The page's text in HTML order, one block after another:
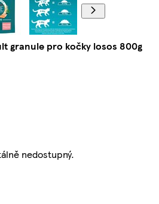
granule pro kočky losos 800g
nedostupný.